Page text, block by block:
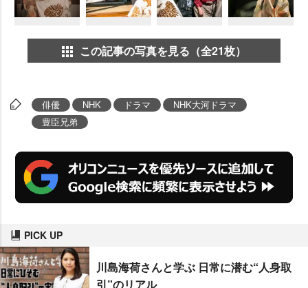
この記事の写真を見る（全21枚）
俳優 NHK ドラマ
NHK大河ドラマ
豊臣兄弟
PICK UP
川島海荷さんと学ぶ 日常に潜む“人身取
引”のリアル